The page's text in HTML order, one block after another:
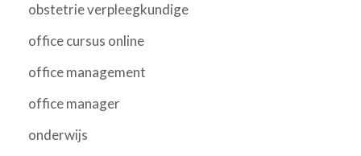
obstetrie verpleegkundige
office cursus online
office management
office manager
onderwijs